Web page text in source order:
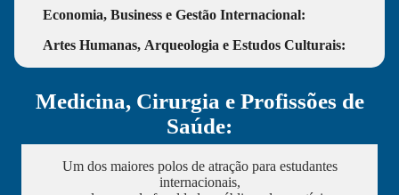
Economia, Business e Gestão Internacional:
Artes Humanas, Arqueologia e Estudos Culturais:
Medicina, Cirurgia e Profissões de
Saúde:
Um dos maiores polos de atração para estudantes
internacionais,